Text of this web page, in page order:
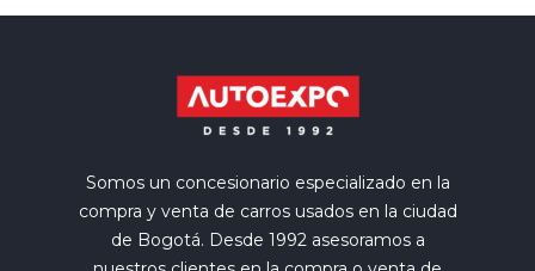
Somos un concesionario especializado en la
compra y venta de carros usados en la ciudad
de Bogotá. Desde 1992 asesoramos a